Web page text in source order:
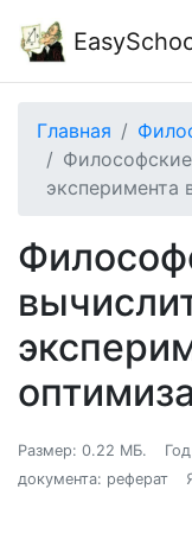
Главная
эксперимента
Размер: 0.22 МБ.
документа: реферат